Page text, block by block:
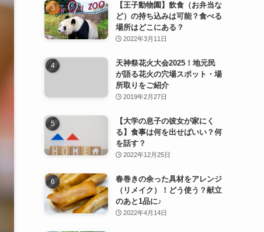
【王子動物園】飲食（お弁当な
ど）の持ち込みは可能？食べる
場所はどこにある？
2022年3月11日
天神祭花火大会2025！地元民
が語る花火の穴場スポット・場
所取りをご紹介
2019年2月27日
【大学の息子の彼女が家にく
る】食事は何を出せばいい？何
を話す？
2022年12月25日
春巻きの余った具材をアレンジ
（リメイク）！どう使う？献立
のあと1品に♪
2022年4月14日